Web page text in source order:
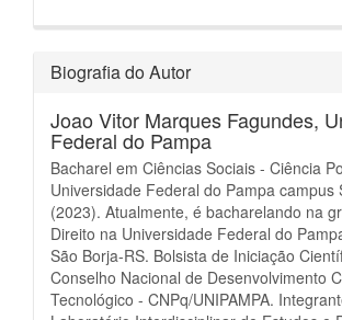
Biografia do Autor
Joao Vitor Marques Fagundes,
Federal do Pampa
Bacharel em Ciências Sociais - Ciência
Universidade Federal do Pampa campus
(2023). Atualmente, é bacharelando na
Direito na Universidade Federal do
São Borja-RS. Bolsista de Iniciação
Conselho Nacional de Desenvolvimento
Tecnológico - CNPq/UNIPAMPA.